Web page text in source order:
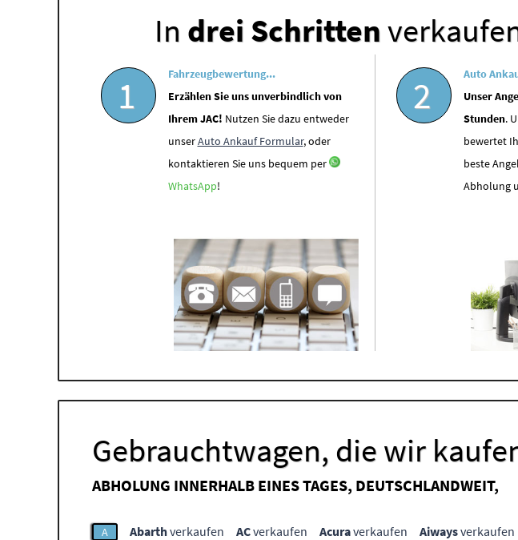
In drei Schritten
1
Fahrzeugbewertung...
Erzählen Sie uns unverbindlich von
Ihrem JAC! Nutzen Sie dazu entweder
unserAuto Ankauf Formular, oder
kontaktieren Sie uns bequem per
WhatsApp!
2
Auto
Unser
Stunden.
bewertet
beste
Abholung
Gebrauchtwagen, die wir
ABHOLUNG INNERHALB EINES TAGES, DEUTSCHLANDWEIT,
A Abarthverkaufen ACverkaufen Acuraverkaufen Aiwaysverkaufen